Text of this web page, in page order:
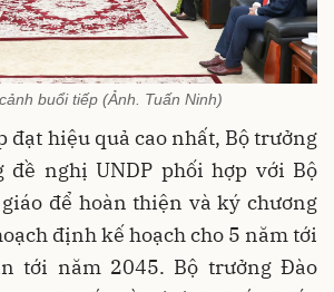
buổi tiếp (Ảnh. Tuấn Ninh)
đạt hiệu quả cao nhất, Bộ trưởng
đề nghị UNDP phối hợp với Bộ
để hoàn thiện và ký chương
định kế hoạch cho 5 năm tới
tới năm 2045. Bộ trưởng Đào